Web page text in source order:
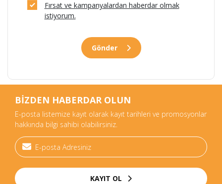
Fırsat ve kampanyalardan haberdar olmak
istiyorum.
Gönder
BİZDEN HABERDAR OLUN
E-posta listemize kayıt olarak kayıt tarihleri ve promosyonlar
hakkında bilgi sahibi olabilirsiniz.
KAYIT OL